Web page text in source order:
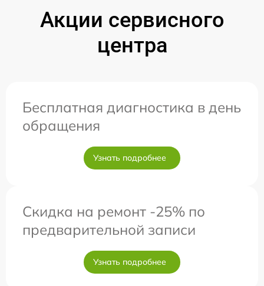
Акции сервисного
центра
Бесплатная диагностика в день
обращения
Узнать подробнее
Скидка на ремонт -25% по
предварительной записи
Узнать подробнее